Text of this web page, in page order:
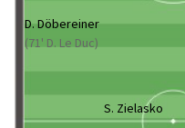
D. Döbereiner
(71' D. Le Duc)
S. Zielasko